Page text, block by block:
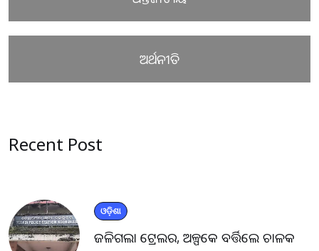
ଅର୍ଥନୀତି
Recent Post
ଓଡ଼ିଶା
ଜଳିଗଲା ଟ୍ରେଲର, ଅଳ୍ପକେ ବର୍ତ୍ତିଲେ ଚାଳକ